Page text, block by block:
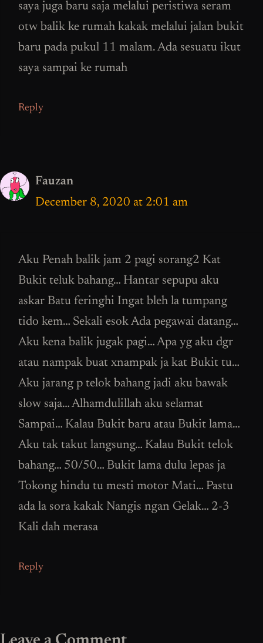
saya juga baru saja melalui peristiwa seram
otw balik ke rumah kakak melalui jalan bukit
baru pada pukul 11 malam. Ada sesuatu ikut
saya sampai ke rumah
Reply
Fauzan
December 8, 2020 at 2:01 am
Aku Penah balik jam 2 pagi sorang2 Kat
Bukit teluk bahang… Hantar sepupu aku
askar Batu feringhi Ingat bleh la tumpang
tido kem… Sekali esok Ada pegawai datang…
Aku kena balik jugak pagi… Apa yg aku dgr
atau nampak buat xnampak ja kat Bukit tu…
Aku jarang p telok bahang jadi aku bawak
slow saja… Alhamdulillah aku selamat
Sampai… Kalau Bukit baru atau Bukit lama…
Aku tak takut langsung… Kalau Bukit telok
bahang… 50/50… Bukit lama dulu lepas ja
Tokong hindu tu mesti motor Mati… Pastu
ada la sora kakak Nangis ngan Gelak… 2-3
Kali dah merasa
Reply